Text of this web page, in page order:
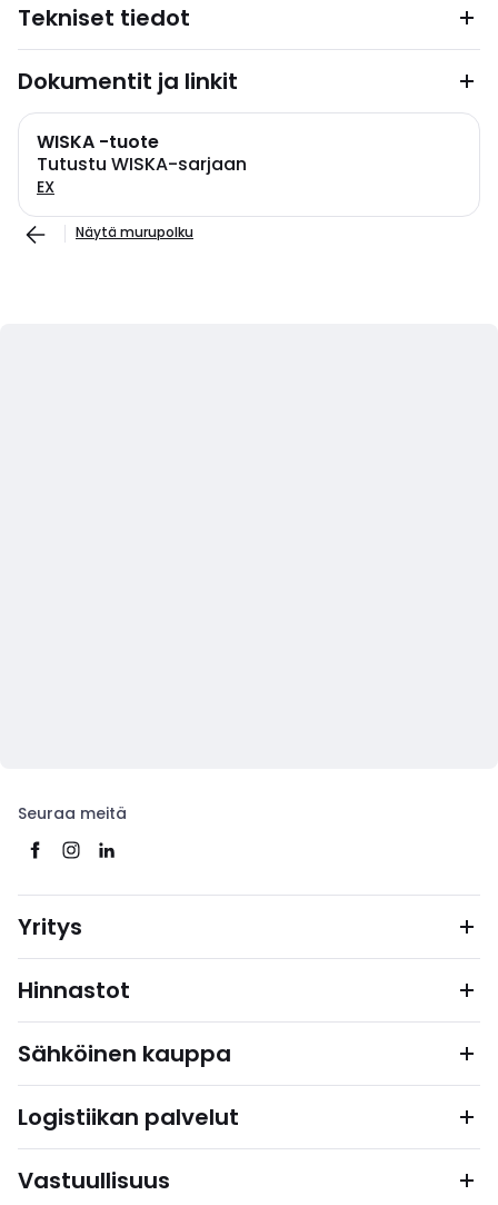
Tekniset tiedot
Dokumentit ja linkit
WISKA -tuote
Tutustu WISKA-sarjaan
EX
Näytä murupolku
Seuraa meitä
Yritys
Hinnastot
Sähköinen kauppa
Logistiikan palvelut
Vastuullisuus